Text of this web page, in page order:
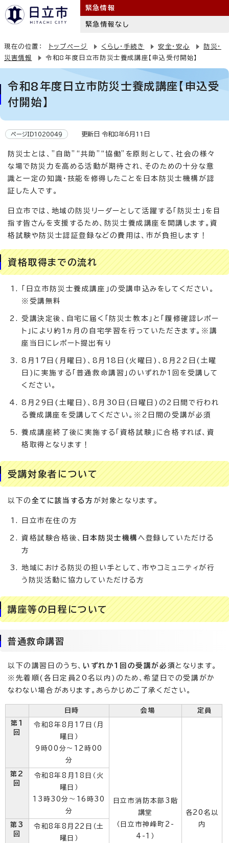
緊急情報
緊急情報なし
現在の位置： トップページ くらし・手続き 安全・安心
防災・
災害情報
令和8年度日立市防災士養成講座【申込受付開始】
令和8年度日立市防災士養成講座【申込受
付開始】
ページID1020049 更新日 令和8年6月11日
防災士とは、”自助”“共助”“協働”を原則として、社会の様々
な場で防災力を高める活動が期待され、そのための十分な意
識と一定の知識・技能を修得したことを日本防災士機構が認
証した人です。
日立市では、地域の防災リーダーとして活躍する「防災士」を目
指す皆さんを支援するため、防災士養成講座を開講します。資
格試験や防災士認証登録などの費用は、市が負担します！
資格取得までの流れ
「日立市防災士養成講座」の受講申込みをしてください。
※受講無料
受講決定後、自宅に届く「防災士教本」と「履修確認レポー
ト」により約1ヵ月の自宅学習を行っていただきます。※講
座当日にレポート提出有り
8月17日(月曜日)、8月18日(火曜日)、8月22日(土曜
日)に実施する「普通救命講習」のいずれか1回を受講して
ください。
8月29日(土曜日)、8月30日(日曜日)の2日間で行われ
る養成講座を受講してください。※2日間の受講が必須
養成講座終了後に実施する「資格試験」に合格すれば、資
格取得となります！
受講対象者について
以下の 全てに該当する方 が対象となります。
日立市在住の方
資格試験合格後、 日本防災士機構 へ登録していただける
方
地域における防災の担い手として、市やコミュニティが行
う防災活動に協力していただける方
講座等の日程について
普通救命講習
以下の講習日のうち、 いずれか1回の受講が必須 となります。
※先着順(各日定員20名以内)のため、希望日での受講がか
なわない場合があります。あらかじめご了承ください。
日時 会場
定員
第1
回
令和8年8月17日（月
曜日）
9時00分～12時00
分
日立市消防本部3階
講堂
（日立市神峰町2-
4-1）
各20名以
内
第2
回
令和8年8月18日（火
曜日）
13時30分～16時30
分
第3
回
令和8年8月22日（土
曜日）